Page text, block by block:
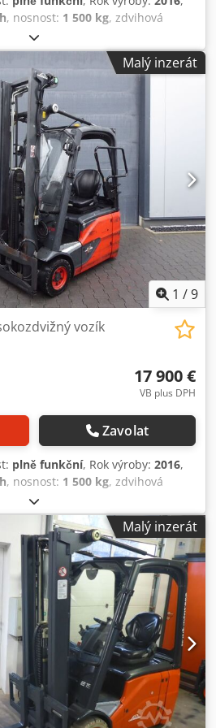
, nosnost: 1 500 kg, zdvihová
zdvih:1 500 mm
triplex, stavební výška:2 500 mm,
čtyřkolový vysokozdvižný
Centrum zatížení: 500 ISO
- 2 500 kg Typ stožáru: Triplex
předních pneumatik:
pneumatik: 40 - 60 % Typ
označení Stav zadních pneumatik:
UVV - zkontrolováno. Stroj je před
Na přání je možné stroj za
řazení, Třetí ventil, čtvrtý ventil,
pracovní světla, polokapotáž,
Malý inzerát
1 /9
vozík
17 900 €
VB plus DPH
Zavolat
plně funkční, Rok výroby: 2016,
, nosnost: 1 500 kg, zdvihová
zdvih:1 500 mm
duplex, stavební výška:2 500 mm,
tříkolový vysokozdvižný
ISO třída: ISO třída 2 = 1.000 -
Technický stav: dobrý Dodpfx
pneumatik: Superelastik
20 - 40 % Typ zadních
zadních pneumatik: 20 - 40 %
podle UVV. Před dodáním
vyčištěn. Na přání může být
3. ventil, 4. ventil, pracovní
světlomety vpředu, čelní sklo.
Malý inzerát